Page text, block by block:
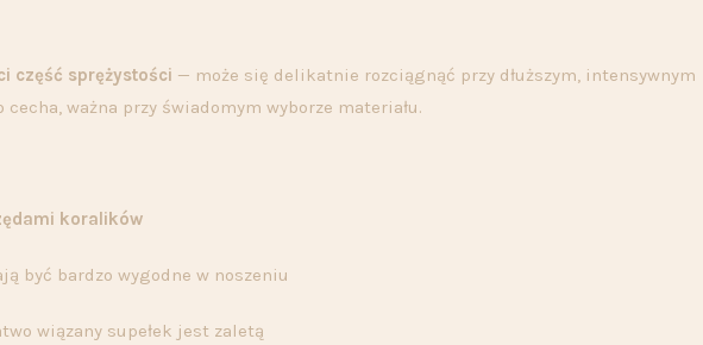
część sprężystości — może się delikatnie rozciągnąć przy dłuższym, intensywnym
cecha, ważna przy świadomym wyborze materiału.
koralików
być bardzo wygodne w noszeniu
wiązany supełek jest zaletą